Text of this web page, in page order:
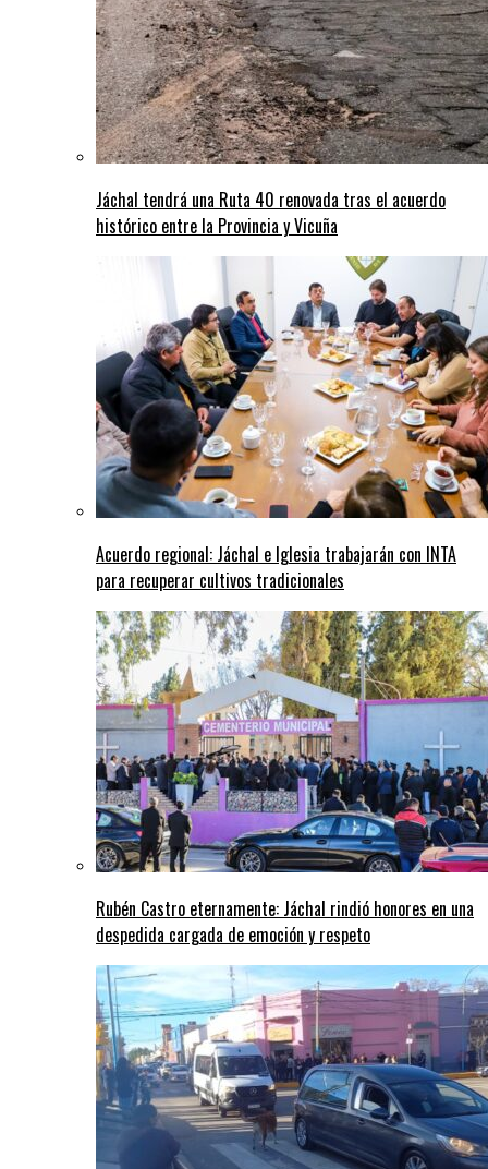
Jáchal tendrá una Ruta 40 renovada tras el acuerdo
histórico entre la Provincia y Vicuña
Acuerdo regional: Jáchal e Iglesia trabajarán con INTA
para recuperar cultivos tradicionales
Rubén Castro eternamente: Jáchal rindió honores en una
despedida cargada de emoción y respeto